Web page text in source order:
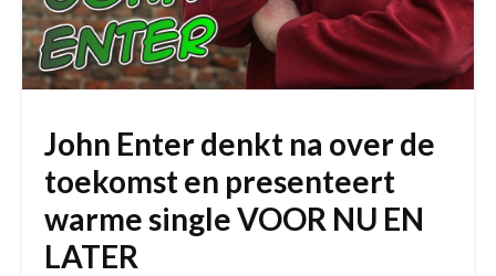
John Enter denkt na over de
toekomst en presenteert
warme single VOOR NU EN
LATER